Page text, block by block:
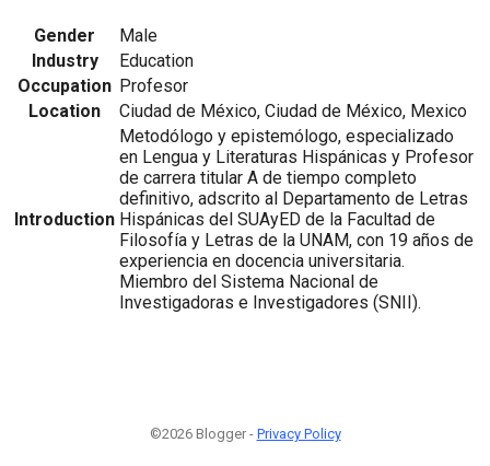
Gender
Male
Industry
Education
Occupation Profesor
Location
Ciudad de México, Ciudad de México, Mexico
Introduction
Metodólogo y epistemólogo, especializado
en Lengua y Literaturas Hispánicas y Profesor
de carrera titular A de tiempo completo
definitivo, adscrito al Departamento de Letras
Hispánicas del SUAyED de la Facultad de
Filosofía y Letras de la UNAM, con 19 años de
experiencia en docencia universitaria.
Miembro del Sistema Nacional de
Investigadoras e Investigadores (SNII).
©2026 Blogger - Privacy Policy